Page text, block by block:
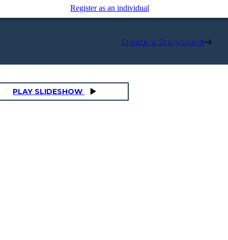
Register as an individual
Create a Storyboard
PLAY SLIDESHOW